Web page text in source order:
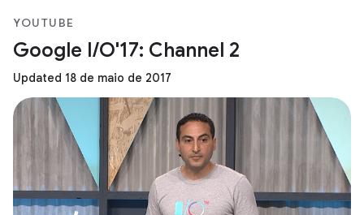
YOUTUBE
Google I/O'17: Channel 2
Updated 18 de maio de 2017